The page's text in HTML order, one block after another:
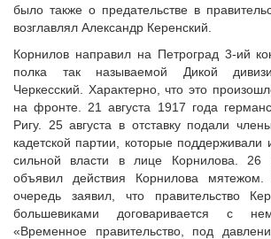
было также о предательстве в
возглавлял Александр Керенский.
Корнилов направил на Петроград 3-ий
полка так называемой Дикой
Черкесский. Характерно, что это
на фронте. 21 августа 1917 года
Ригу. 25 августа в отставку подали
кадетской партии, которые поддерживали
сильной власти в лице Корнилова. 26
объявил действия Корнилова
очередь заявил, что правительство
большевиками договаривается с
«Временное правительство, под